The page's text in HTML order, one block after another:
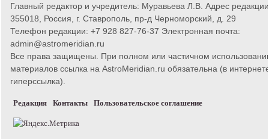
Главный редактор и учредитель: Муравьева Л.В. Адрес
355018, Россия, г. Ставрополь, пр-д Черноморский, д. 29
Телефон редакции: +7 928 827-76-37 Электронная почта:
admin@astromeridian.ru
Все права защищены. При полном или частичном
материалов ссылка на AstroMeridian.ru обязательна (в
гиперссылка).
Редакция Контакты Пользовательское соглашение